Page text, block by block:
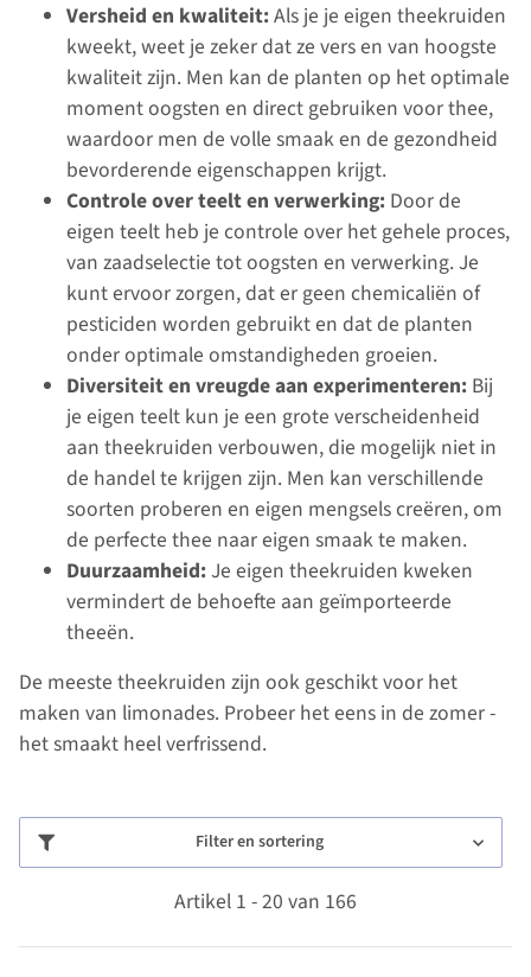
Versheid en kwaliteit:Als je je eigen theekruiden
kweekt, weet je zeker dat ze vers en van hoogste
kwaliteit zijn. Men kan de planten op het optimale
moment oogsten en direct gebruiken voor thee,
waardoor men de volle smaak en de gezondheid
bevorderende eigenschappen krijgt.
Controle over teelt en verwerking: Door de
eigen teelt heb je controle over het gehele proces,
van zaadselectie tot oogsten en verwerking. Je
kunt ervoor zorgen, dat er geen chemicaliën of
pesticiden worden gebruikt en dat de planten
onder optimale omstandigheden groeien.
Diversiteit en vreugde aan experimenteren: Bij
je eigen teelt kun je een grote verscheidenheid
aan theekruiden verbouwen, die mogelijk niet in
de handel te krijgen zijn. Men kan verschillende
soorten proberen en eigen mengsels creëren, om
de perfecte thee naar eigen smaak te maken.
Duurzaamheid:Je eigen theekruiden kweken
vermindert de behoefte aan geïmporteerde
theeën.
De meeste theekruiden zijn ook geschikt voor het
maken van limonades. Probeer het eens in de zomer -
het smaakt heel verfrissend.
Filter en sortering
Artikel 1 - 20 van 166